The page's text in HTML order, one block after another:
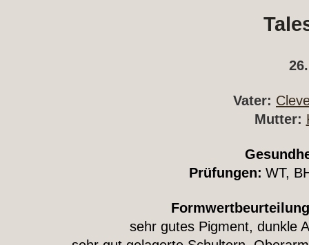
Vater:
Mutter:
Prüfungen: WT,
sehr gutes Pigment, dunkle